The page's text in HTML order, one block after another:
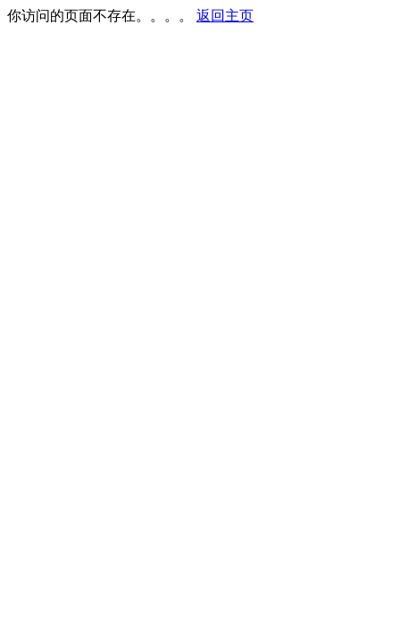
你访问的页面不存在。。。。 返回主页